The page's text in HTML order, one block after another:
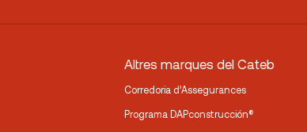
Altres marques del Cateb
Corredoria d’Assegurances
Programa DAPconstrucción®